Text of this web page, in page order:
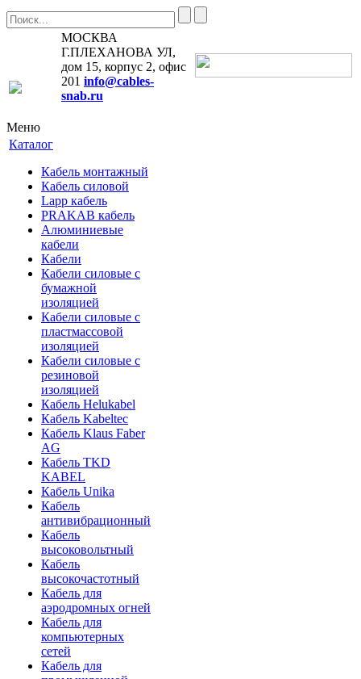
МОСКВА
Г.ПЛЕХАНОВА УЛ,
дом 15, корпус 2, офис
201 info@cables-
snab.ru
Меню
Каталог
Кабель монтажный
Кабель силовой
Lapp кабель
PRAKAB кабель
Алюминиевые
кабели
Кабели
Кабели силовые с
бумажной
изоляцией
Кабели силовые с
пластмассовой
изоляцией
Кабели силовые с
резиновой
изоляцией
Кабель Helukabel
Кабель Kabeltec
Кабель Klaus Faber
AG
Кабель TKD
KABEL
Кабель Unika
Кабель
антивибрационный
Кабель
высоковольтный
Кабель
высокочастотный
Кабель для
аэродромных огней
Кабель для
компьютерных
сетей
Кабель для